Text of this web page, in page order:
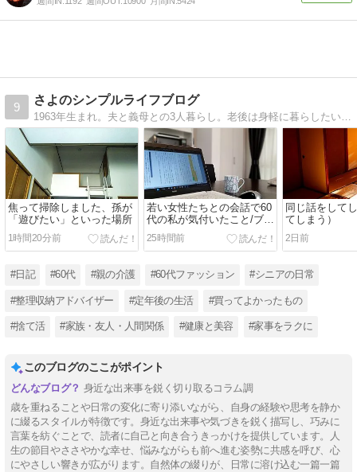
9
さよのシンプルライフブログ
焦って掃除しました、孫が
「遊びたい」といった場所
1時間20分前
若い女性たちとの会話で60
代の私が気付いたこと/ブロ
グを続ける目的
25時間前
同じ話をして
てしまう）
2日前
#日記 #60代 #親の介護 #60代ファッション #シニアの日常
#整理収納アドバイザー #定年後の生活 #買ってよかったもの
#捨て活 #家族・友人・人間関係 #健康と美容 #家事をラクに
このブログのここがポイント
身近な出来事を鋭く切り取るコラム調
歳を重ねることや日常の変化に寄り添いながら、自身の経験や思考を静か
に綴るスタイルが特徴です。身近な出来事や気づきを鋭く描写し、巧みに
言葉を紡ぐことで、読者に自己と向き合うきっかけを提供しています。人
生の節目やささやかな幸せ、悩みながらも前へ進む姿勢に共感を呼び、心
にやさしい響きが広がります。自然体の綴りが、日常に溶け込む一篇一篇